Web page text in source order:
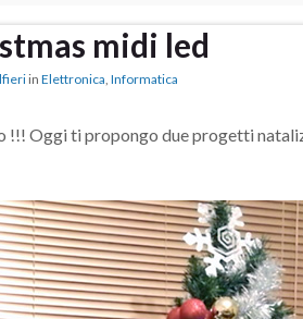
midi led
in Elettronica, Informatica
!!! Oggi ti propongo due progetti